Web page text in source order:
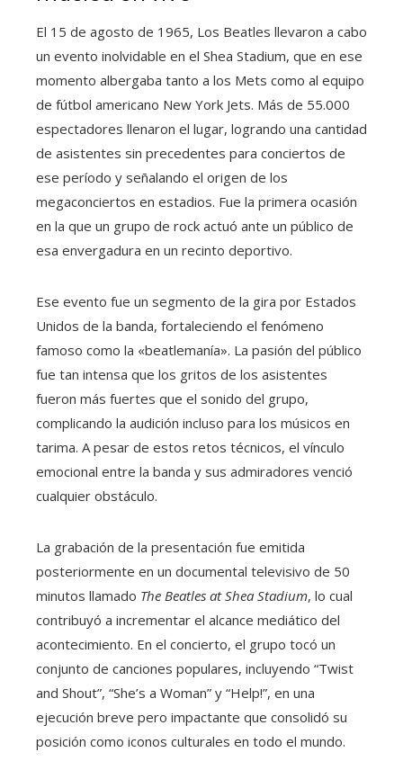
El 15 de agosto de 1965, Los Beatles llevaron a cabo
un evento inolvidable en el Shea Stadium, que en ese
momento albergaba tanto a los Mets como al equipo
de fútbol americano New York Jets. Más de 55.000
espectadores llenaron el lugar, logrando una cantidad
de asistentes sin precedentes para conciertos de
ese período y señalando el origen de los
megaconciertos en estadios. Fue la primera ocasión
en la que un grupo de rock actuó ante un público de
esa envergadura en un recinto deportivo.
Ese evento fue un segmento de la gira por Estados
Unidos de la banda, fortaleciendo el fenómeno
famoso como la «beatlemanía». La pasión del público
fue tan intensa que los gritos de los asistentes
fueron más fuertes que el sonido del grupo,
complicando la audición incluso para los músicos en
tarima. A pesar de estos retos técnicos, el vínculo
emocional entre la banda y sus admiradores venció
cualquier obstáculo.
La grabación de la presentación fue emitida
posteriormente en un documental televisivo de 50
minutos llamado The Beatles at Shea Stadium, lo cual
contribuyó a incrementar el alcance mediático del
acontecimiento. En el concierto, el grupo tocó un
conjunto de canciones populares, incluyendo “Twist
and Shout”, “She’s a Woman” y “Help!”, en una
ejecución breve pero impactante que consolidó su
posición como iconos culturales en todo el mundo.